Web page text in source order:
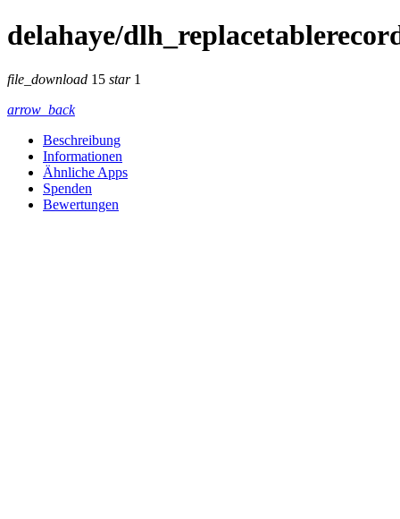
delahaye/
file_download 15 star1
arrow_back
Beschreibung
Informationen
Ähnliche Apps
Spenden
Bewertungen